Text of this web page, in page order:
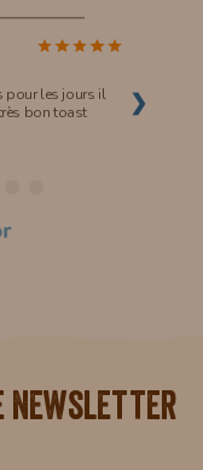
pour les jours il
bon toast
❯
newsletter